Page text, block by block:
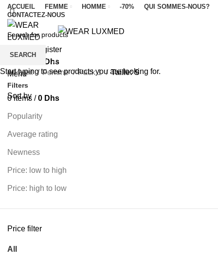
ACCUEIL FEMME HOMME -70%
QUI SOMMES-NOUS?
CONTACTEZ-NOUS
Login / Register
Dhs
Menu
0items / 0 Dhs
PRODUCTS
Accueil Femme Pack 1 Taille: S
Filters
Sort by
Popularity
Average rating
Newness
Price: low to high
Price: high to low
Price filter
All
SEARCH
Start typing to see products you are looking for.